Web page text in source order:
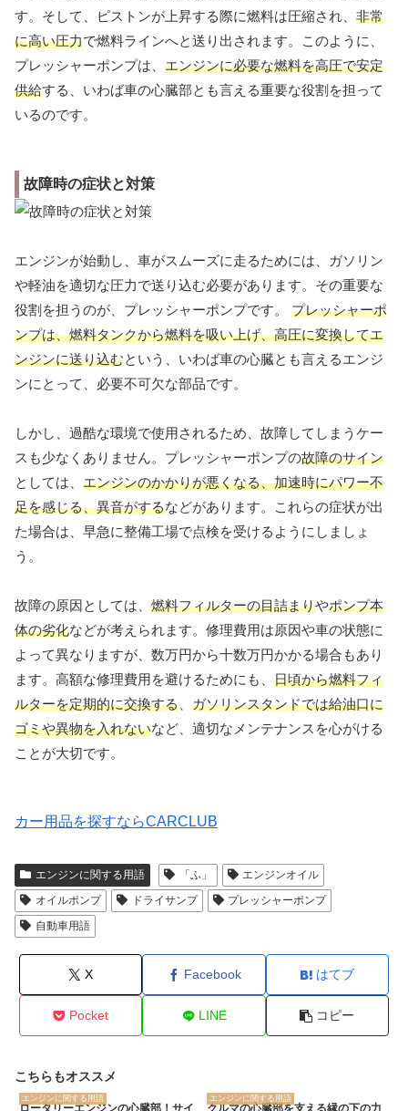
す。そして、ピストンが上昇する際に燃料は圧縮され、 非常
に高い圧力で燃料ラインへと送り出されます。このように、
プレッシャーポンプは、 エンジンに必要な燃料を高圧で安定
供給する、いわば車の心臓部とも言える重要な役割を担って
いるのです。
故障時の症状と対策
エンジンが始動し、車がスムーズに走るためには、ガソリン
や軽油を適切な圧力で送り込む必要があります。その重要な
役割を担うのが、プレッシャーポンプです。 プレッシャーポ
ンプは、燃料タンクから燃料を吸い上げ、高圧に変換してエ
ンジンに送り込むという、いわば車の心臓とも言えるエンジ
ンにとって、必要不可欠な部品です。
しかし、過酷な環境で使用されるため、故障してしまうケー
スも少なくありません。プレッシャーポンプの故障のサイン
としては、 エンジンのかかりが悪くなる、加速時にパワー不
足を感じる、異音がするなどがあります。これらの症状が出
た場合は、早急に整備工場で点検を受けるようにしましょ
う。
故障の原因としては、 燃料フィルターの目詰まりやポンプ本
体の劣化などが考えられます。修理費用は原因や車の状態に
よって異なりますが、数万円から十数万円かかる場合もあり
ます。高額な修理費用を避けるためにも、 日頃から燃料フィ
ルターを定期的に交換する
ガソリンスタンドでは給油口に
ゴミや異物を入れないなど、適切なメンテナンスを心がける
ことが大切です。
カー用品を探すならCARCLUB
エンジンに関する用語 「ふ」
エンジンオイル
オイルポンプ
ドライサンプ
プレッシャーポンプ
自動車用語
X Facebook はてブ
Pocket LINE コピー
こちらもオススメ
エンジンに関する用語
ロータリーエンジンの心臓部！サイ
エンジンに関する用語
クルマの心臓部を支える縁の下の力